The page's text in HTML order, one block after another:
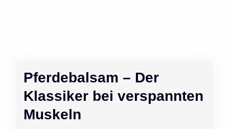
Pferdebalsam – Der
Klassiker bei verspannten
Muskeln